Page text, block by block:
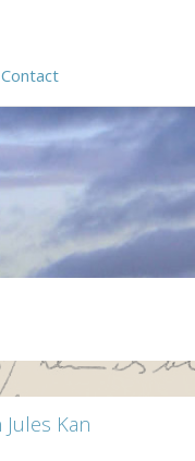
Contact
Kan